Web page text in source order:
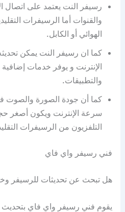
رسيفر النت يعتمد على اتصال
والقنوات أما الرسيفرات
الهوائي أو الكابل.
كما ان رسيفر النت يمكن
الإنترنت و يوفر خدمات
والتطبيقات.
كما أن جودة الصورة والصوت
سرعة الإنترنت ويكون أصغر
التلفزيون من الرسيفرات
فني رسيفر واي فاي
هل تبحث عن تحديثات للرسيفر
يقوم فني رسيفر واي فاي